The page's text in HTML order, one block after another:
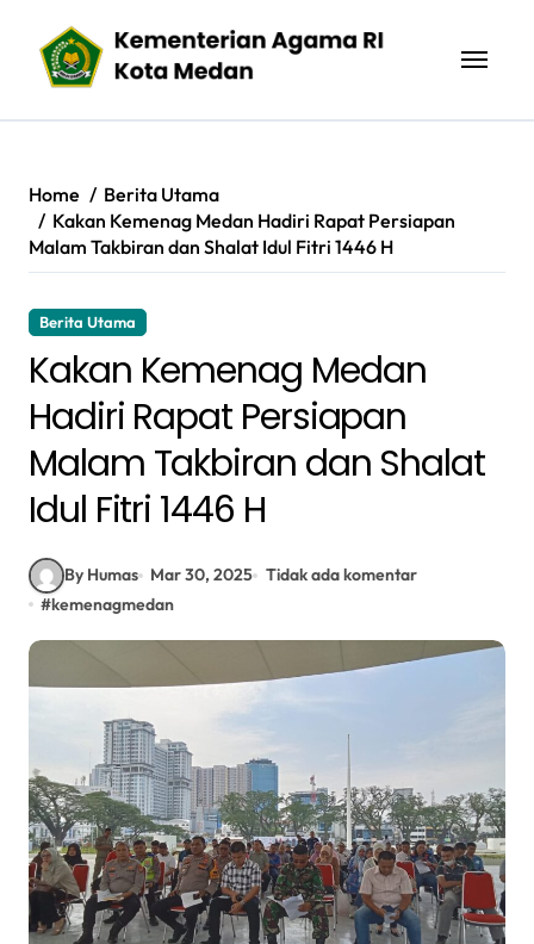
content
Home
Berita Utama
Kakan Kemenag Medan Hadiri Rapat Persiapan
Malam Takbiran dan Shalat Idul Fitri 1446 H
Berita Utama
Kakan Kemenag Medan
Hadiri Rapat Persiapan
Malam Takbiran dan Shalat
Idul Fitri 1446 H
By Humas Mar 30, 2025 Tidak ada komentar
#kemenagmedan